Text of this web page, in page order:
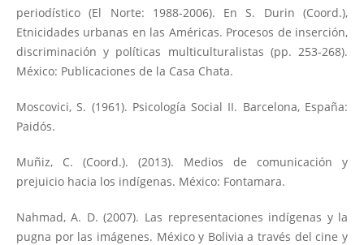
periodístico (El Norte: 1988-2006). En S. Durin (Coord.),
Etnicidades urbanas en las Américas. Procesos de inserción,
discriminación y políticas multiculturalistas (pp. 253-268).
México: Publicaciones de la Casa Chata.
Moscovici, S. (1961). Psicología Social II. Barcelona, España:
Paidós.
Muñiz, C. (Coord.). (2013). Medios de comunicación y
prejuicio hacia los indígenas. México: Fontamara.
Nahmad, A. D. (2007). Las representaciones indígenas y la
pugna por las imágenes. México y Bolivia a través del cine y